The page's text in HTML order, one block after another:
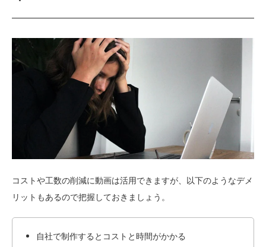
コストや工数の削減に動画は活用できますが、以下のようなデメ
リットもあるので把握しておきましょう。
自社で制作するとコストと時間がかかる